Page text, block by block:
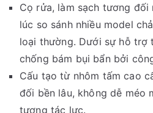
Cọ rửa, làm sạch tương đối
lúc so sánh nhiều model
loại thường. Dưới sự hỗ trợ
chống bám bụi bẩn bởi
Cấu tạo từ nhôm tấm cao
đối bền lâu, không dễ méo
tương tác lực.